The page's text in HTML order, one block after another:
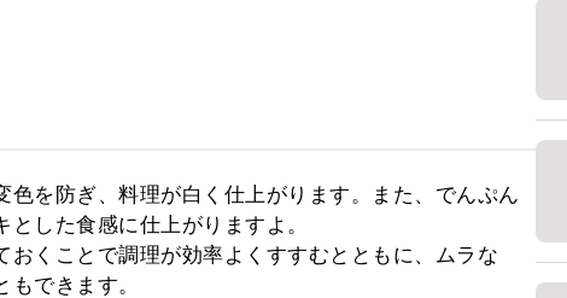
色を防ぎ、料理が白く仕上がります。また、でんぷん
した食感に仕上がりますよ。
おくことで調理が効率よくすすむとともに、ムラな
できます。